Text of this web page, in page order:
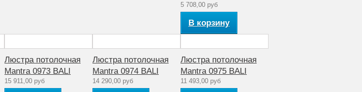
5 708,00 руб
В корзину
Люстра потолочная
Mantra 0973 BALI
15 911,00 руб
Люстра потолочная
Mantra 0974 BALI
14 290,00 руб
Люстра потолочная
Mantra 0975 BALI
11 493,00 руб